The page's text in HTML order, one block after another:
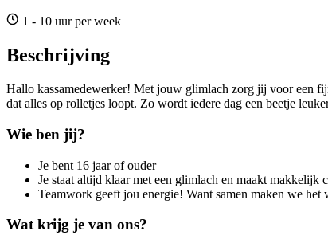
1 - 10 uur per week
Beschrijving
Hallo kassamedewerker! Met jouw glimlach zorg jij voor een
dat alles op rolletjes loopt. Zo wordt iedere dag een beetje
Wie ben jij?
Je bent 16 jaar of ouder
Je staat altijd klaar met een glimlach en maakt makkelijk
Teamwork geeft jou energie! Want samen maken we het
Wat krijg je van ons?